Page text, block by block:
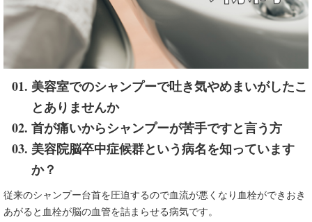
美容室でのシャンプーで吐き気やめまいがしたこ
とありませんか
首が痛いからシャンプーが苦手ですと言う方
美容院脳卒中症候群という病名を知っています
か？
従来のシャンプー台首を圧迫するので血流が悪くなり血栓ができおき
あがると血栓が脳の血管を詰まらせる病気です。